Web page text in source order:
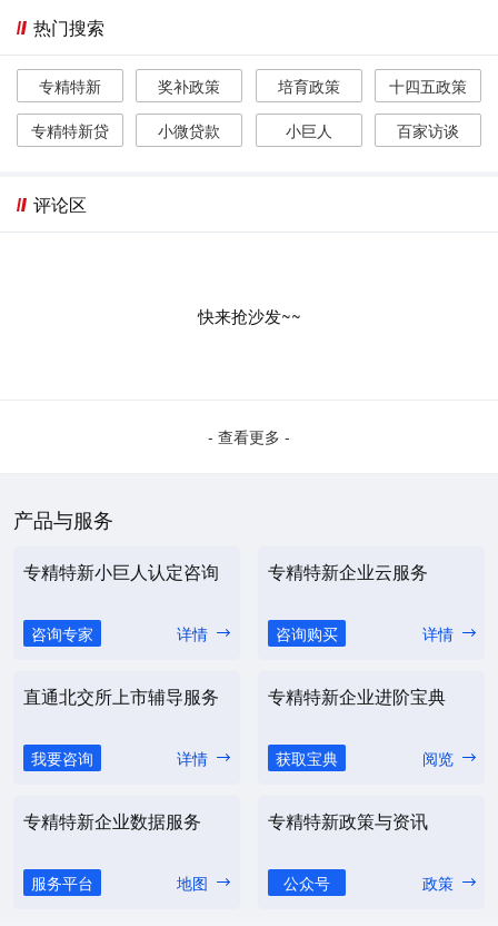
热门搜索
专精特新 奖补政策 培育政策
十四五政策
专精特新贷
小微贷款 小巨人 百家访谈
评论区
快来抢沙发~~
- 查看更多 -
产品与服务
专精特新小巨人认定咨询
咨询专家 详情
专精特新企业云服务
咨询购买 详情
直通北交所上市辅导服务
我要咨询 详情
专精特新企业进阶宝典
获取宝典 阅览
专精特新企业数据服务
服务平台 地图
专精特新政策与资讯
公众号 政策